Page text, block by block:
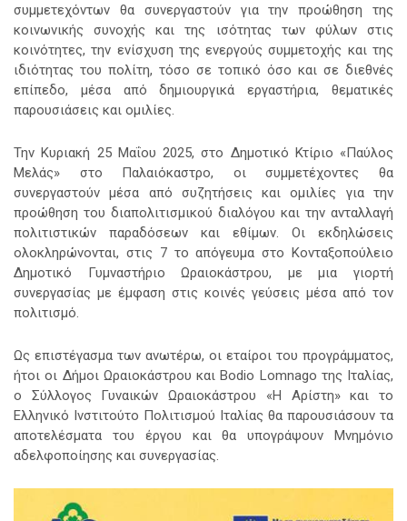
συμμετεχόντων θα συνεργαστούν για την προώθηση της
κοινωνικής συνοχής και της ισότητας των φύλων στις
κοινότητες, την ενίσχυση της ενεργούς συμμετοχής και της
ιδιότητας του πολίτη, τόσο σε τοπικό όσο και σε διεθνές
επίπεδο, μέσα από δημιουργικά εργαστήρια, θεματικές
παρουσιάσεις και ομιλίες.
Την Κυριακή 25 Μαΐου 2025, στο Δημοτικό Κτίριο «Παύλος
Μελάς» στο Παλαιόκαστρο, οι συμμετέχοντες θα
συνεργαστούν μέσα από συζητήσεις και ομιλίες για την
προώθηση του διαπολιτισμικού διαλόγου και την ανταλλαγή
πολιτιστικών παραδόσεων και εθίμων. Οι εκδηλώσεις
ολοκληρώνονται, στις 7 το απόγευμα στο Κονταξοπούλειο
Δημοτικό Γυμναστήριο Ωραιοκάστρου, με μια γιορτή
συνεργασίας με έμφαση στις κοινές γεύσεις μέσα από τον
πολιτισμό.
Ως επιστέγασμα των ανωτέρω, οι εταίροι του προγράμματος,
ήτοι οι Δήμοι Ωραιοκάστρου και Bodio Lomnago της Ιταλίας,
ο Σύλλογος Γυναικών Ωραιοκάστρου «Η Αρίστη» και το
Ελληνικό Ινστιτούτο Πολιτισμού Ιταλίας θα παρουσιάσουν τα
αποτελέσματα του έργου και θα υπογράψουν Μνημόνιο
αδελφοποίησης και συνεργασίας.